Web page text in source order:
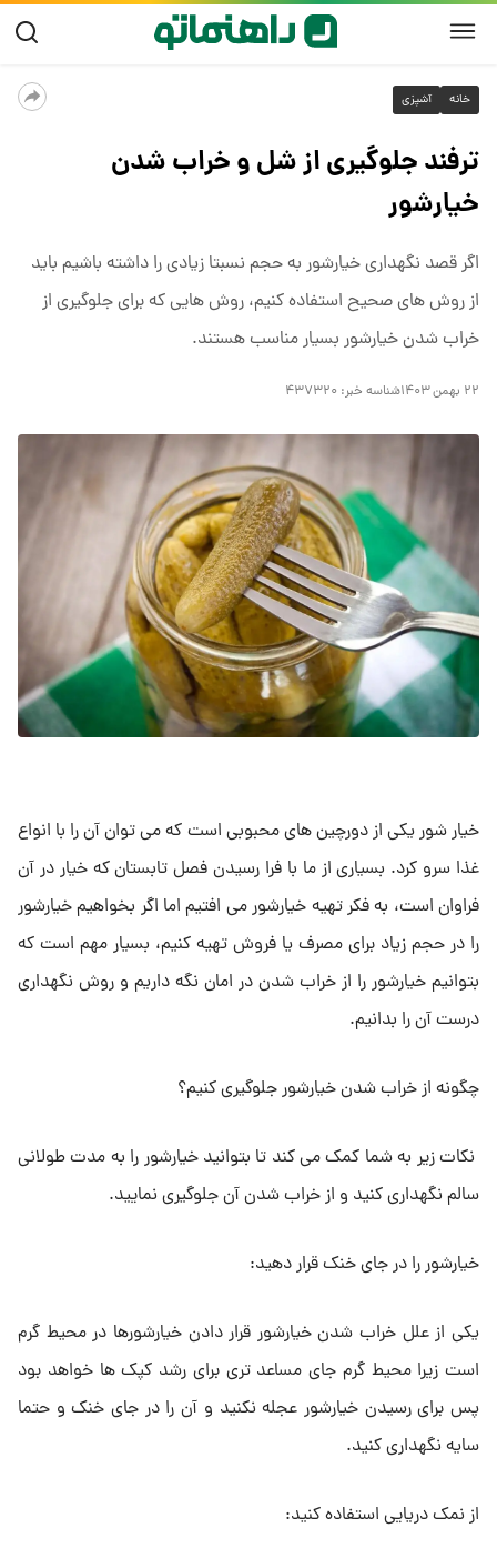
خانه آشپزی
ترفند جلوگیری از شل و خراب شدن
خیارشور
اگر قصد نگهداری خیارشور به حجم نسبتا زیادی را داشته باشیم باید
از روش های صحیح استفاده کنیم، روش هایی که برای جلوگیری از
خراب شدن خیارشور بسیار مناسب هستند.
۲۲ بهمن ۱۴۰۳ شناسه خبر: ۴۳۷۳۲۰
خیار شور یکی از دورچین های محبوبی است که می توان آن را با انواع
غذا سرو کرد. بسیاری از ما با فرا رسیدن فصل تابستان که خیار در آن
فراوان است، به فکر تهیه خیارشور می افتیم اما اگر بخواهیم خیارشور
را در حجم زیاد برای مصرف یا فروش تهیه کنیم، بسیار مهم است که
بتوانیم خیارشور را از خراب شدن در امان نگه داریم و روش نگهداری
درست آن را بدانیم.
چگونه از خراب شدن خیارشور جلوگیری کنیم؟
نکات زیر به شما کمک می کند تا بتوانید خیارشور را به مدت طولانی
سالم نگهداری کنید و از خراب شدن آن جلوگیری نمایید.
خیارشور را در جای خنک قرار دهید:
یکی از علل خراب شدن خیارشور قرار دادن خیارشورها در محیط گرم
است زیرا محیط گرم جای مساعد تری برای رشد کپک ها خواهد بود
پس برای رسیدن خیارشور عجله نکنید و آن را در جای خنک و حتما
سایه نگهداری کنید.
از نمک دریایی استفاده کنید: